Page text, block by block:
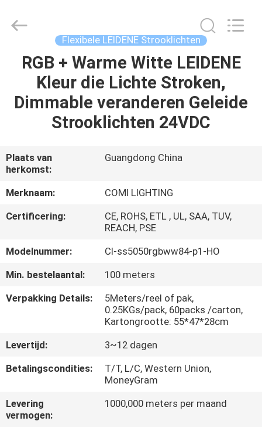
HUIS
PRODUCTEN
ONS
FABRIEKSREIS
KWALITEITSCONTROLE
CONTACTEER
ONS
GEVALLEN
SITEMAP
LIMITED.
Flexibele LEIDENE Strooklichten
RGB + Warme Witte LEIDENE
Kleur die Lichte Stroken,
Dimmable veranderen Geleide
Strooklichten 24VDC
Plaats van
herkomst:
Guangdong China
Merknaam:
COMI LIGHTING
Certificering:
CE, ROHS, ETL , UL, SAA, TUV,
REACH, PSE
Modelnummer:
Cl-ss5050rgbww84-p1-HO
Min. bestelaantal:
100 meters
Verpakking Details:
5Meters/reel of pak,
0.25KGs/pack, 60packs /carton,
Kartongrootte: 55*47*28cm
Levertijd:
3~12 dagen
Betalingscondities:
T/T, L/C, Western Union,
MoneyGram
Levering
vermogen:
1000,000 meters per maand